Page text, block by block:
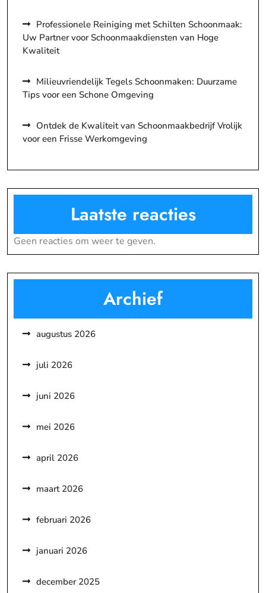
Professionele Reiniging met Schilten Schoonmaak:
Uw Partner voor Schoonmaakdiensten van Hoge
Kwaliteit
Milieuvriendelijk Tegels Schoonmaken: Duurzame
Tips voor een Schone Omgeving
Ontdek de Kwaliteit van Schoonmaakbedrijf Vrolijk
voor een Frisse Werkomgeving
Laatste reacties
Geen reacties om weer te geven.
Archief
augustus 2026
juli 2026
juni 2026
mei 2026
april 2026
maart 2026
februari 2026
januari 2026
december 2025